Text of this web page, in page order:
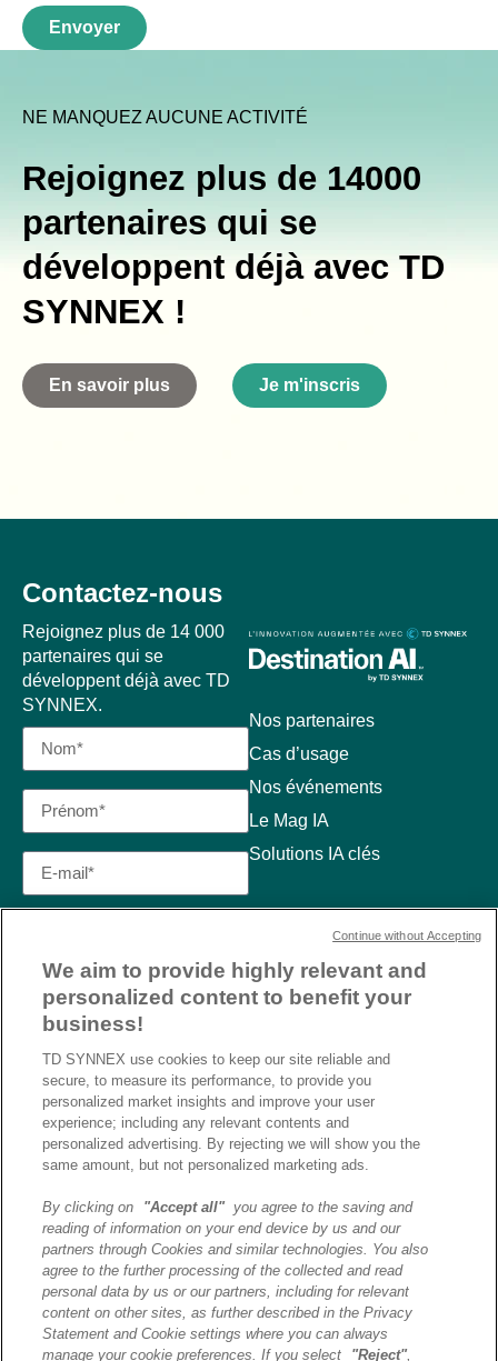
Envoyer
NE MANQUEZ AUCUNE ACTIVITÉ
Rejoignez plus de 14000
partenaires qui se
développent déjà avec TD
SYNNEX !
En savoir plus Je m'inscris
Nos partenaires
Cas d’usage
Nos événements
Le Mag IA
Solutions IA clés
Contactez-nous
Rejoignez plus de 14 000
partenaires qui se
développent déjà avec TD
SYNNEX.
J’ai lu et j’accepte la
politique de confidentialité et
les conditions d’utilisation
de Destination AI.​
We aim to provide highly relevant and
personalized content to benefit your
business!
TD SYNNEX use cookies to keep our site reliable and
secure, to measure its performance, to provide you
personalized market insights and improve your user
experience; including any relevant contents and
personalized advertising. By rejecting we will show you the
same amount, but not personalized marketing ads.
By clicking on "Accept all"you agree to the saving and
reading of information on your end device by us and our
partners through Cookies and similar technologies. You also
agree to the further processing of the collected and read
personal data by us or our partners, including for relevant
content on other sites, as further described in the Privacy
Statement and Cookie settings where you can always
manage your cookie preferences. If you select
"Reject",
Continue without Accepting